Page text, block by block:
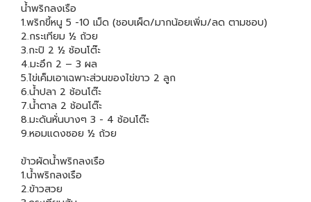
น้ำพริกลงเรือ
1.พริกขี้หนู 5 -10 เม็ด (ชอบเผ็ด/มากน้อยเพิ่ม/ลด ตามชอบ)
2.กระเทียม ½ ถ้วย
3.กะปิ 2 ½ ช้อนโต๊ะ
4.มะอึก 2 – 3 ผล
5.ไข่เค็มเอาเฉพาะส่วนของไข่ขาว 2 ลูก
6.น้ำปลา 2 ช้อนโต๊ะ
7.น้ำตาล 2 ช้อนโต๊ะ
8.มะดันหั่นบางๆ 3 - 4 ช้อนโต๊ะ
9.หอมแดงซอย ½ ถ้วย
ข้าวผัดน้ำพริกลงเรือ
1.น้ำพริกลงเรือ
2.ข้าวสวย